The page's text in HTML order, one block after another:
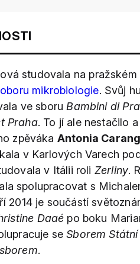
studovala na
mikrobiologie. Svůj
ve sboru Bambini di
Praha. To jí ale nestačilo
zpěváka Antonia
v Karlových Varech
v Itálii roli Zerliny.
spolupracovat s
2014 je součástí
Daaé po boku
seSborem
.